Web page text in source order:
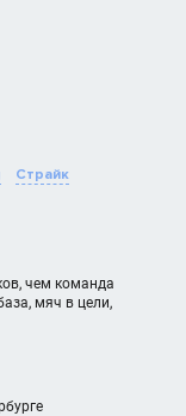
Страйк
чем команда
мяч в цели,